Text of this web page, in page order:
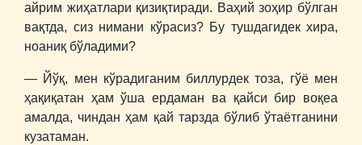
айрим жиҳатлари қизиқтиради. Ваҳий зоҳир бўлган
вақтда, сиз нимани кўрасиз? Бу тушдагидек хира,
ноаниқ бўладими?
― Йўқ, мен кўрадиганим биллурдек тоза, гўё мен
ҳақиқатан ҳам ўша ердаман ва қайси бир воқеа
амалда, чиндан ҳам қай тарзда бўлиб ўтаётганини
кузатаман.